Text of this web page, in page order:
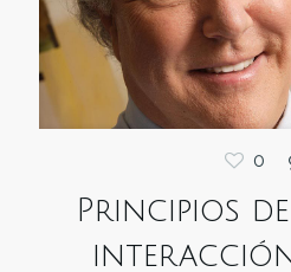
0
Principios